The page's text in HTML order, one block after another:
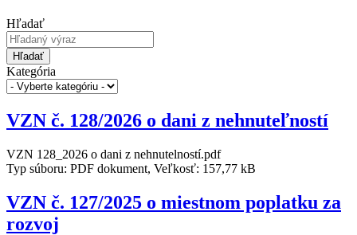
Hľadať
Hľadať
Kategória
VZN č. 128/2026 o dani z nehnuteľností
VZN 128_2026 o dani z nehnutelností.pdf
Typ súboru: PDF dokument, Veľkosť: 157,77 kB
VZN č. 127/2025 o miestnom poplatku za
rozvoj